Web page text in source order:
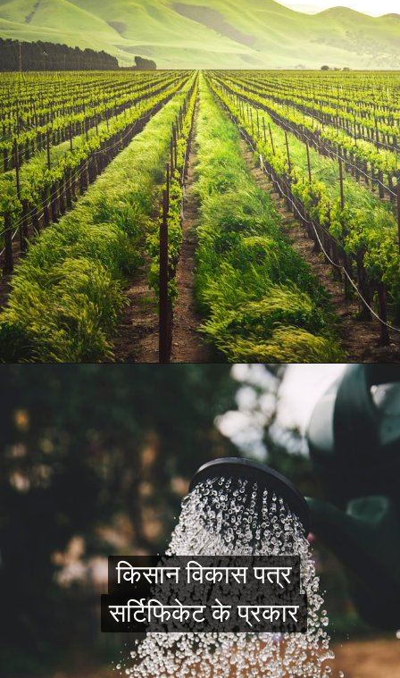
https://swagatam.in/post-office-scheme/
किसान विकास पत्र
सर्टिफिकेट के प्रकार
किसान विकास पत्र
सर्टिफिकेट के प्रकार